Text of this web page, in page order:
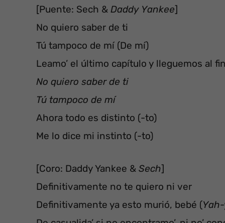
[Puente: Sech & Daddy Yankee]
No quiero saber de ti
Tú tampoco de mí (De mí)
Leamo’ el último capítulo y lleguemos al fin
No quiero saber de ti
Tú tampoco de mí
Ahora todo es distinto (-to)
Me lo dice mi instinto (-to)
[Coro: Daddy Yankee & Sech]
Definitivamente no te quiero ni ver
Definitivamente ya esto murió, bebé (